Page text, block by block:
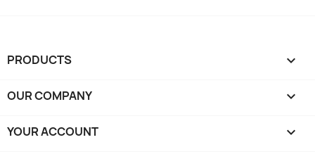
PRODUCTS 
OUR COMPANY 
YOUR ACCOUNT 